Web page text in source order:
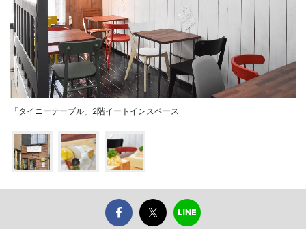
「タイニーテーブル」2階イートインスペース